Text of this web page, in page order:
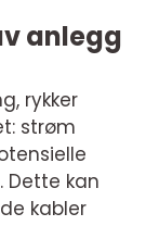
anlegg
rykker
strøm
Dette kan
kabler